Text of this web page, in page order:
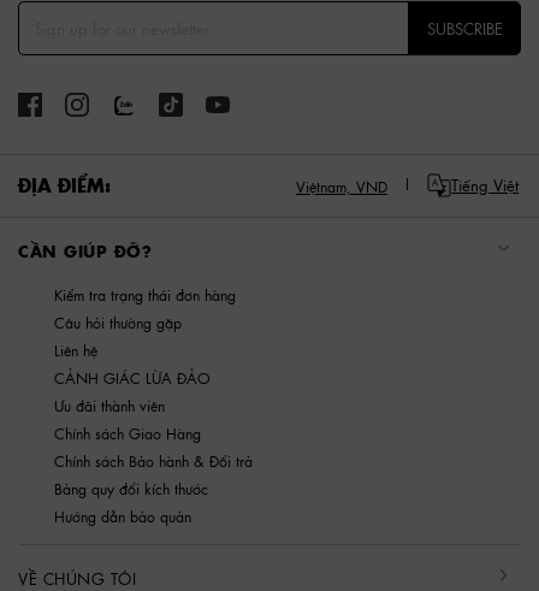
SUBSCRIBE
ĐỊA ĐIỂM: Việtnam, VND Tiếng Việt
CẦN GIÚP ĐỠ?
Kiểm tra trạng thái đơn hàng
Câu hỏi thường gặp
Liên hệ
CẢNH GIÁC LỪA ĐẢO
Ưu đãi thành viên
Chính sách Giao Hàng
Chính sách Bảo hành & Đổi trả
Bảng quy đổi kích thước
Hướng dẫn bảo quản
VỀ CHÚNG TÔI